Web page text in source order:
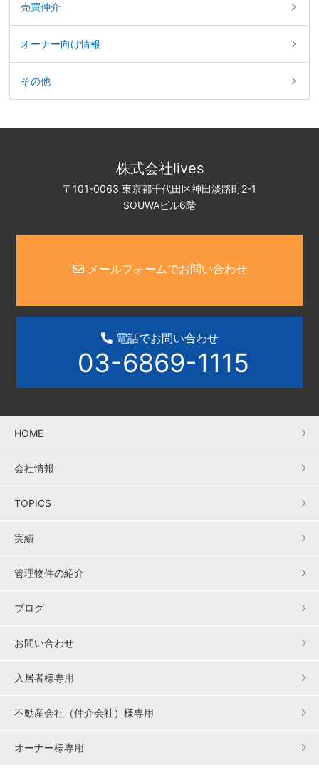
売買仲介
オーナー向け情報
その他
株式会社lives
〒101-0063 東京都千代田区神田淡路町2-1
SOUWAビル6階
メールフォームでお問い合わせ
電話でお問い合わせ
03-6869-1115
HOME
会社情報
TOPICS
実績
管理物件の紹介
ブログ
お問い合わせ
入居者様専用
不動産会社（仲介会社）様専用
オーナー様専用